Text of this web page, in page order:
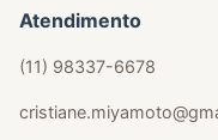
Atendimento
(11) 98337-6678